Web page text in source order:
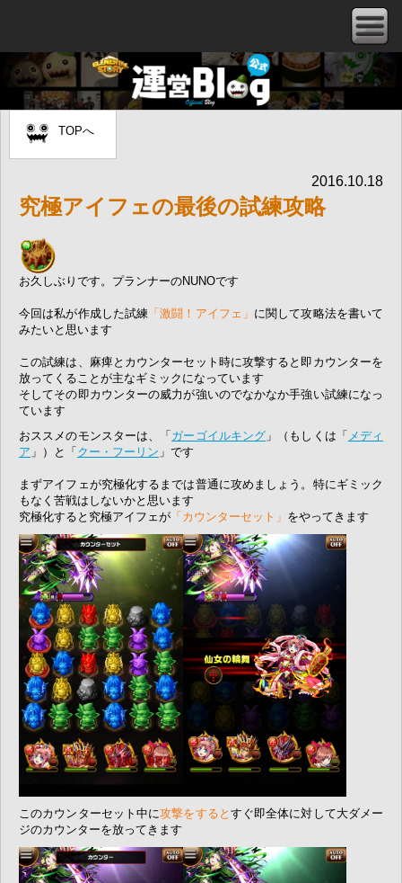
TOPへ
究極アイフェの最後の試練攻略
2016.10.18
お久しぶりです。プランナーのNUNOです
今回は私が作成した試練 「激闘！アイフェ」 に関して攻略法を書いて
みたいと思います
この試練は、麻痺とカウンターセット時に攻撃すると即カウンターを
放ってくることが主なギミックになっています
そしてその即カウンターの威力が強いのでなかなか手強い試練になっ
ています
おススメのモンスターは、「ガーゴイルキング 」（もしくは「 メディ
ア 」）と「クー・フーリン 」です
まずアイフェが究極化するまでは普通に攻めましょう。特にギミック
もなく苦戦はしないかと思います
究極化すると究極アイフェが 「カウンターセット」 をやってきます
このカウンターセット中に攻撃をすると すぐ即全体に対して大ダメー
ジのカウンターを放ってきます